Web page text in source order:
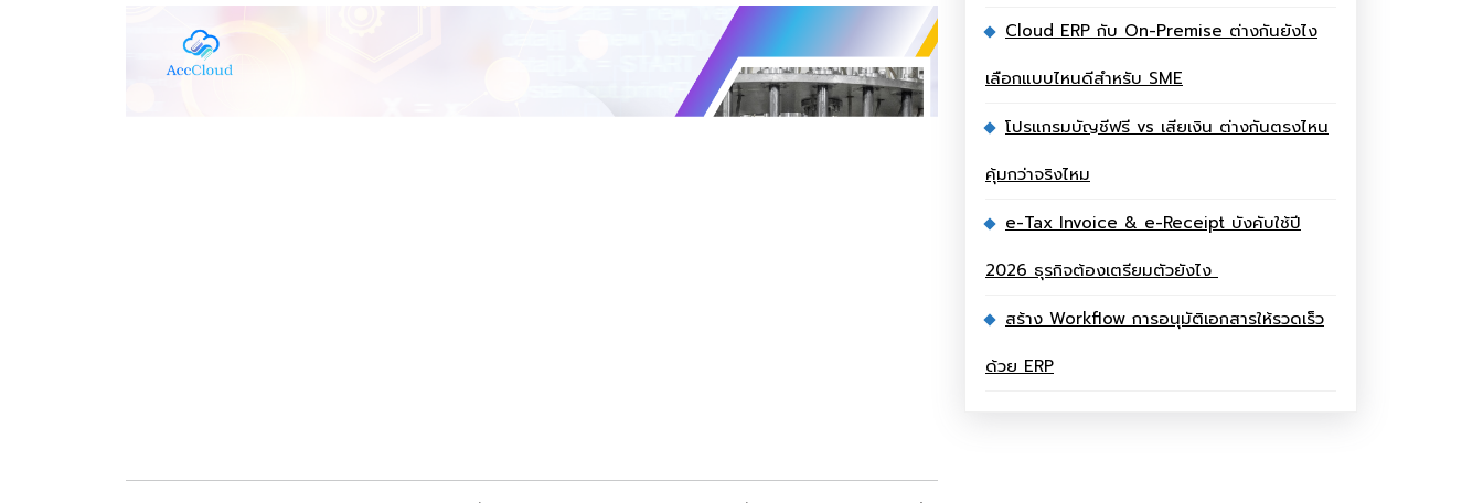
Cloud ERP กับ On-Premise ต่างกันยังไง
เลือกแบบไหนดีสำหรับ SME
โปรแกรมบัญชีฟรี vs เสียเงิน ต่างกันตรงไหน
คุ้มกว่าจริงไหม
e-Tax Invoice & e-Receipt บังคับใช้ปี
2026 ธุรกิจต้องเตรียมตัวยังไง
สร้าง Workflow การอนุมัติเอกสารให้รวดเร็ว
ด้วย ERP